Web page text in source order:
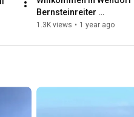
Bernsteinreiter
Erlebnisreiterhöfe
1.3K views • 1 year ago